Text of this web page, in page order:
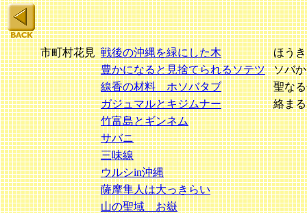
市町村花見 戦後の沖縄を緑にした木
ほう
豊かになると見捨てられるソテツ
ソバ
線香の材料 ホソバタブ
聖な
ガジュマルとキジムナー
絡ま
竹富島とギンネム
サバニ
三味線
ウルシin沖縄
薩摩隼人は大っきらい
山の聖域 お嶽